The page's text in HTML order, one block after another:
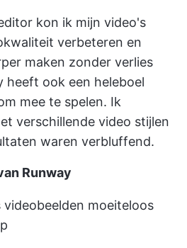
kon ik mijn video's
verbeteren en
maken zonder verlies
heeft ook een heleboel
mee te spelen. Ik
verschillende video stijlen
waren verbluffend.
Runway
videobeelden moeiteloos